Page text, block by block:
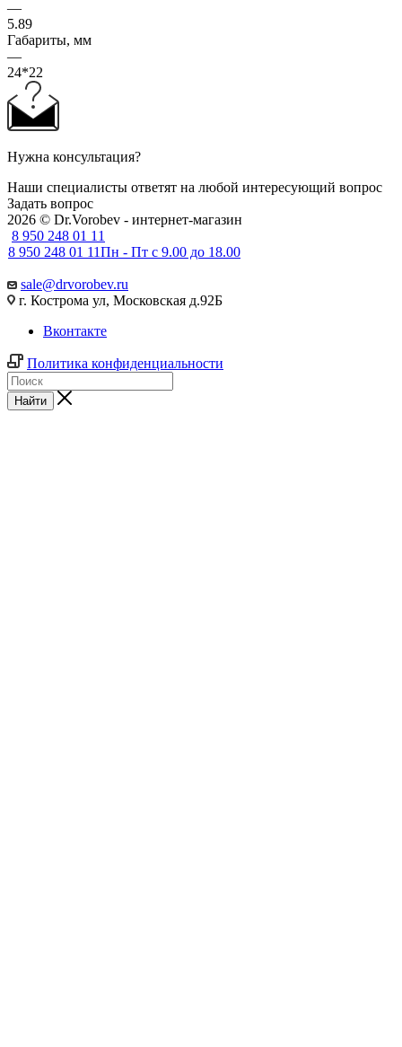
—
5.89
Габариты, мм
—
24*22
Нужна консультация?
Наши специалисты ответят на любой интересующий вопрос
Задать вопрос
2026 © Dr.Vorobev - интернет-магазин
8 950 248 01 11
8 950 248 01 11Пн - Пт с 9.00 до 18.00
sale@drvorobev.ru
г. Кострома ул, Московская д.92Б
Вконтакте
Политика конфиденциальности
Найти